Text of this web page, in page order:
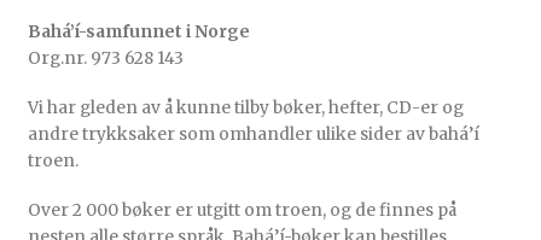
Bahá’í-samfunnet i Norge
Org.nr. 973 628 143
Vi har gleden av å kunne tilby bøker, hefter, CD-er og
andre trykksaker som omhandler ulike sider av bahá’í
troen.
Over 2 000 bøker er utgitt om troen, og de finnes på